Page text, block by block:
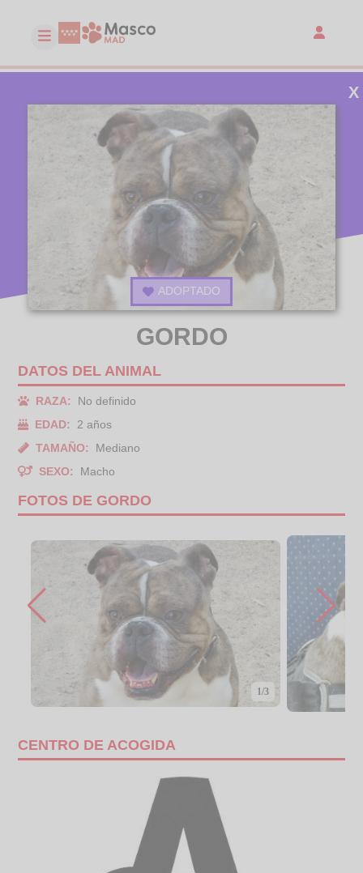
ADOPTADO
X
GORDO
DATOS DEL ANIMAL
RAZA:
No definido
EDAD:
2 años
TAMAÑO:
Mediano
SEXO:
Macho
FOTOS DE GORDO
1/3
CENTRO DE ACOGIDA